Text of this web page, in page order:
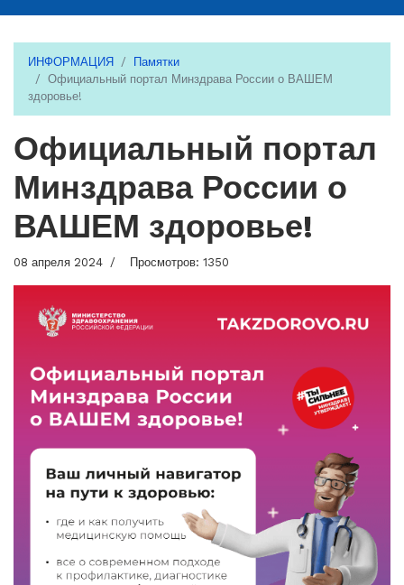
ИНФОРМАЦИЯ
Памятки
Официальный портал Минздрава России о ВАШЕМ
здоровье!
Официальный портал
Минздрава России о
ВАШЕМ здоровье!
08 апреля 2024 Просмотров: 1350